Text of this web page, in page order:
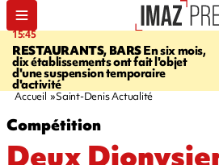
15:45
RESTAURANTS, BARSEn six mois,
dix établissements ont fait l'objet
d'une suspension temporaire
d'activité
Accueil Saint-Denis Actualité
Compétition
Deux